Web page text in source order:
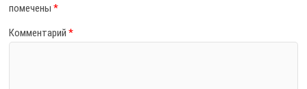
помечены*
Комментарий*